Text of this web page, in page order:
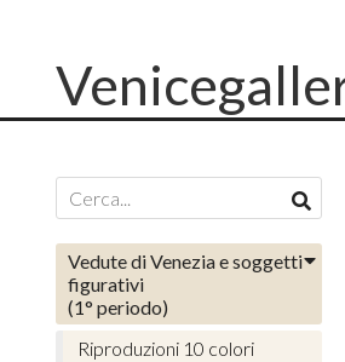
Vedute di Venezia e soggetti
figurativi
(1° periodo)
Riproduzioni 10 colori